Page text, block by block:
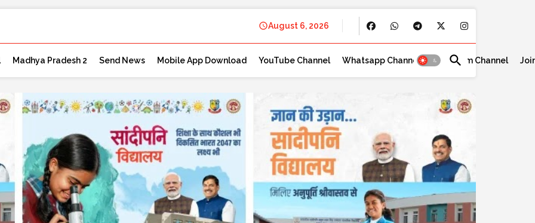
August 6, 2026
Madhya Pradesh 2 Send News Mobile App Download YouTube Channel Whatsapp Channel Telegram Channel